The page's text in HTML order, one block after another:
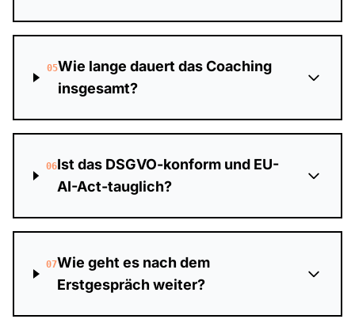
05Wie lange dauert das Coaching
insgesamt?
06Ist das DSGVO-konform und EU-
AI-Act-tauglich?
07Wie geht es nach dem
Erstgespräch weiter?